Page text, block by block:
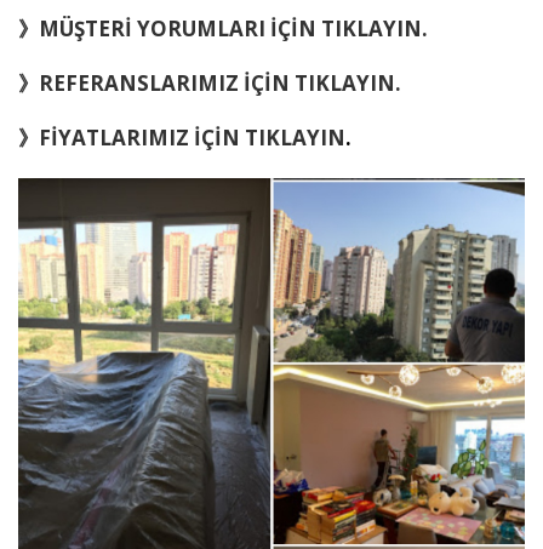
》MÜŞTERİ YORUMLARI İÇİN TIKLAYIN.
》REFERANSLARIMIZ İÇİN TIKLAYIN.
》FİYATLARIMIZ İÇİN TIKLAYIN.